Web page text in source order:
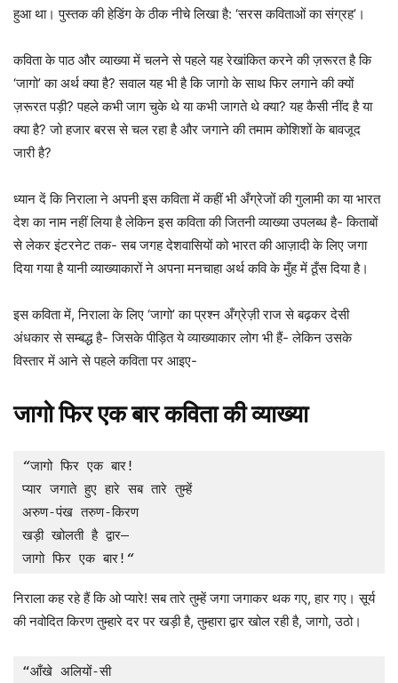
हुआ था। पुस्तक की हेडिंग के ठीक नीचे लिखा है: ‘सरस कविताओं का संग्रह’।
कविता के पाठ और व्याख्या में चलने से पहले यह रेखांकित करने की ज़रूरत है कि
‘जागो’ का अर्थ क्या है? सवाल यह भी है कि जागो के साथ फिर लगाने की क्यों
ज़रूरत पड़ी? पहले कभी जाग चुके थे या कभी जागते थे क्या? यह कैसी नींद है या
क्या है? जो हजार बरस से चल रहा है और जगाने की तमाम कोशिशों के बावजूद
जारी है?
ध्यान दें कि निराला ने अपनी इस कविता में कहीं भी अँग्रेजों की गुलामी का या भारत
देश का नाम नहीं लिया है लेकिन इस कविता की जितनी व्याख्या उपलब्ध है- किताबों
से लेकर इंटरनेट तक- सब जगह देशवासियों को भारत की आज़ादी के लिए जगा
दिया गया है यानी व्याख्याकारों ने अपना मनचाहा अर्थ कवि के मुँह में ठूँस दिया है।
इस कविता में, निराला के लिए ‘जागो’ का प्रश्न अँग्रेज़ी राज से बढ़कर देसी
अंधकार से सम्बद्ध है- जिसके पीड़ित ये व्याख्याकार लोग भी हैं- लेकिन उसके
विस्तार में आने से पहले कविता पर आइए-
जागो फिर एक बार कविता की व्याख्या
“जागो फिर एक बार!
प्यार जगाते हुए हारे सब तारे तुम्हें
अरुण-पंख तरुण-किरण
खड़ी खोलती है द्वार—
जागो फिर एक बार! “
निराला कह रहे हैं कि ओ प्यारे! सब तारे तुम्हें जगा जगाकर थक गए, हार गए। सूर्य
की नवोदित किरण तुम्हारे दर पर खड़ी है, तुम्हारा द्वार खोल रही है, जागो, उठो।
“आँखे अलियों-सी